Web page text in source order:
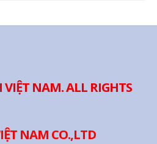
NAM. ALL RIGHTS
NAM CO.,LTD